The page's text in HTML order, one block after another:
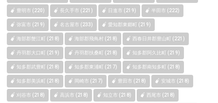
豊明市 (220) 長久手市 (221) 日進市 (219) 半田市 (222)
弥富市 (219) 名古屋市 (233) 愛知郡東郷町 (219)
海部郡蟹江町 (218) 海部郡飛鳥村 (218) 西春日井郡豊山町 (221)
丹羽郡大口町 (219) 丹羽郡扶桑町 (218) 知多郡阿久比町 (219)
知多郡武豊町 (218) 知多郡東浦町 (217) 知多郡南知多町 (218)
知多郡美浜町 (218) 岡崎市 (217) 豊田市 (218) 安城市 (218)
刈谷市 (218) 高浜市 (218) 知立市 (218) 西尾市 (218)